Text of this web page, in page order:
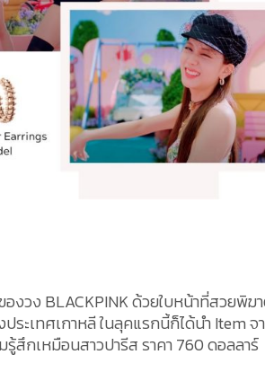
งวง BLACKPINK ด้วยใบหน้าที่สวยพิฆ
ระเทศเกาหลี ในลุคแรกนี้ก็ได้นำ Item จ
รู้สึกเหมือนสาวปารีส ราคา 760 ดอลลาร์